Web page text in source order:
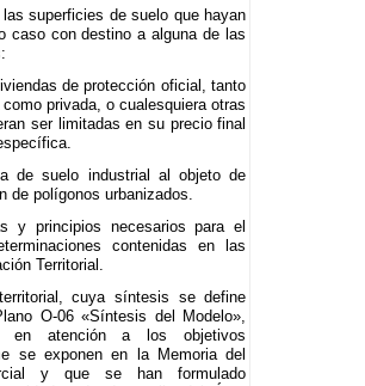
superficies de suelo que hayan
caso con destino a alguna de las
de protección oficial, tanto
privada, o cualesquiera otras
ser limitadas en su precio final
de suelo industrial al objeto de
de polígonos urbanizados.
y principios necesarios para el
contenidas en las
Territorial.
cuya síntesis se define
O-06 «Síntesis del Modelo»,
en atención a los objetivos
se exponen en la Memoria del
y que se han formulado